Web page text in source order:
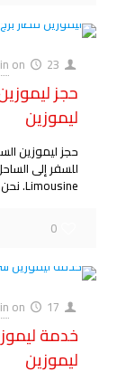
on 23 أغسطس، 2022
حجز
ليموزين
حجز ليموزين
Limousine. نحن نقدم مجموعة واسعة من
0
on 17 أغسطس، 2022
خدمة
ليموزين